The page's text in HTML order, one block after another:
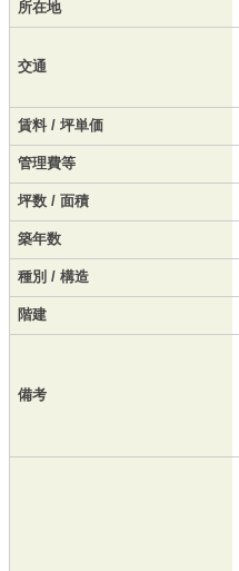
所在地
交通
賃料 / 坪単価
管理費等
坪数 / 面積
築年数
種別 / 構造
階建
備考